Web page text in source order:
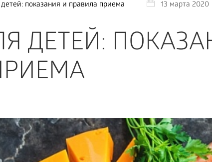
показания и правила приема 13 марта 2020
ДЕТЕЙ: